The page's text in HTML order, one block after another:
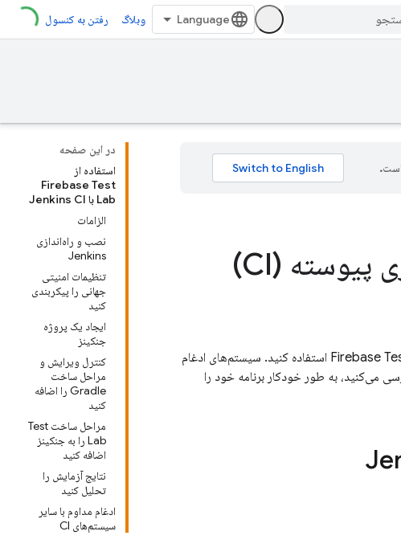
وبلاگ رفتن به کنسول
در این صفحه
استفاده از
Firebase Test
Lab با Jenkins CI
الزامات
نصب و راه‌اندازی
Jenkins
تنظیمات امنیتی
جهانی را پیکربندی
کنید
ایجاد یک پروژه
جنکینز
کنترل ویرایش و
مراحل ساخت
Gradle را اضافه
کنید
مراحل ساخت Test
Lab را به جنکینز
اضافه کنید
نتایج آزمایش را
تحلیل کنید
ادغام مداوم با سایر
سیستم‌های CI
آزمایش را با سیستم های یکپارچه سازی پیوسته (CI)
Firebase استفاده کنید. سیستم‌های ادغام
می‌کنید، به طور خودکار برنامه خود را